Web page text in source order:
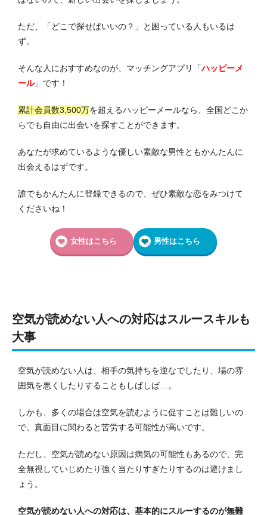
ただ、「どこで探せばいいの？」と困っている人もいるは
ず。
そんな人におすすめなのが、マッチングアプリ「ハッピーメ
ール」です！
累計会員数3,500万を超えるハッピーメールなら、全国どこか
らでも自由に出会いを探すことができます。
あなたが求めているような優しい素敵な男性ともかんたんに
出会えるはずです。
誰でもかんたんに登録できるので、ぜひ素敵な恋をみつけて
くださいね！
女性はこちら 男性はこちら
空気が読めない人への対応はスルースキルも
大事
空気が読めない人は、相手の気持ちを逆なでしたり、場の雰
囲気を悪くしたりすることもしばしば…。
しかも、多くの場合は空気を読むように促すことは難しいの
で、真面目に関わると苦労する可能性が高いです。
ただし、空気が読めない原因は病気の可能性もあるので、完
全無視していじめたり強く当たりすぎたりするのは避けまし
ょう。
空気が読めない人への対応は、基本的にスルーするのが無難